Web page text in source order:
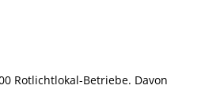
Rotlichtlokal-Betriebe. Davon